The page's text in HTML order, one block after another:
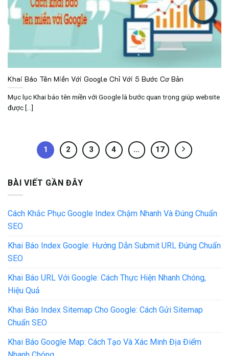
Khai Báo Tên Miền Với Google Chỉ Với 5 Bước Cơ Bản
Mục lục Khai báo tên miền với Google là bước quan trọng giúp website
được [...]
1 2 3 4 … 17
BÀI VIẾT GẦN ĐÂY
Cách Khắc Phục Google Index Chậm Nhanh Và Đúng Chuẩn
SEO
Khai Báo Index Google: Hướng Dẫn Submit URL Đúng Chuẩn
SEO
Khai Báo URL Với Google: Cách Thực Hiện Nhanh Chóng,
Hiệu Quả
Khai Báo Index Sitemap Cho Google: Cách Gửi Sitemap
Chuẩn SEO
Khai Báo Google Map: Cách Tạo Và Xác Minh Địa Điểm